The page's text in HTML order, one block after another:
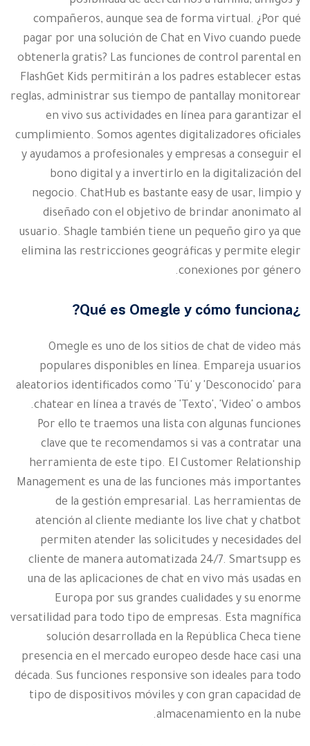
compañeros, aunque sea de forma virtual. ¿Por qué
pagar por una solución de Chat en Vivo cuando puede
obtenerla gratis? Las funciones de control parental en
FlashGet Kids permitirán a los padres establecer estas
reglas, administrar sus tiempo de pantallay monitorear
en vivo sus actividades en línea para garantizar el
cumplimiento. Somos agentes digitalizadores oficiales
y ayudamos a profesionales y empresas a conseguir el
bono digital y a invertirlo en la digitalización del
negocio. ChatHub es bastante easy de usar, limpio y
diseñado con el objetivo de brindar anonimato al
usuario. Shagle también tiene un pequeño giro ya que
elimina las restricciones geográficas y permite elegir
conexiones por género.
¿Qué es Omegle y cómo funciona?
Omegle es uno de los sitios de chat de video más
populares disponibles en línea. Empareja usuarios
aleatorios identificados como 'Tú' y 'Desconocido' para
chatear en línea a través de 'Texto', 'Video' o ambos.
Por ello te traemos una lista con algunas funciones
clave que te recomendamos si vas a contratar una
herramienta de este tipo. El Customer Relationship
Management es una de las funciones más importantes
de la gestión empresarial. Las herramientas de
atención al cliente mediante los live chat y chatbot
permiten atender las solicitudes y necesidades del
cliente de manera automatizada 24/7. Smartsupp es
una de las aplicaciones de chat en vivo más usadas en
Europa por sus grandes cualidades y su enorme
versatilidad para todo tipo de empresas. Esta magnífica
solución desarrollada en la República Checa tiene
presencia en el mercado europeo desde hace casi una
década. Sus funciones responsive son ideales para todo
tipo de dispositivos móviles y con gran capacidad de
almacenamiento en la nube.